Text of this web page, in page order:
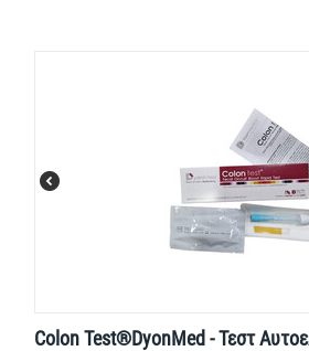
Colon Test®DyonMed - Τεστ